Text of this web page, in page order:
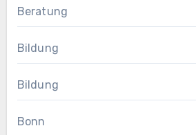
Beratung
Bildung
Bildung
Bonn